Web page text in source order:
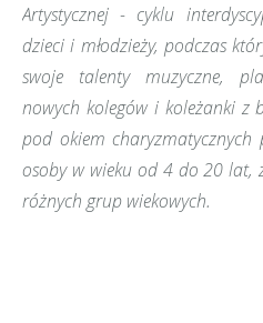
Artystycznej -cyklu
dzieci i młodzieży, podczas
swoje talenty muzyczne,
nowych kolegów i koleżanki z
pod okiem charyzmatycznych
osoby w wieku od 4 do 20 lat,
różnych grup wiekowych.